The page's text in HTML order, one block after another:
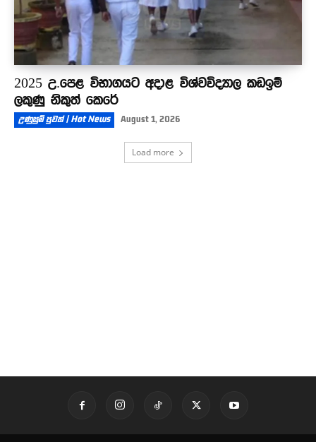
2025 උ.පෙළ විභාගයට අදාළ විශ්වවිද්‍යාල කඩඉම්
ලකුණු නිකුත් කෙරේ
උණුසුම් පුවත් | Hot News August 1, 2026
Load more